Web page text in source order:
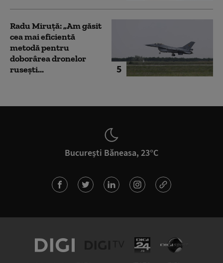
5
Radu Miruță: „Am găsit
cea mai eficientă
metodă pentru
doborârea dronelor
rusești...
București Băneasa, 23°C